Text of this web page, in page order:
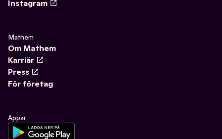
Instagram
Mathem
Om Mathem
Karriär
Press
För företag
Appar